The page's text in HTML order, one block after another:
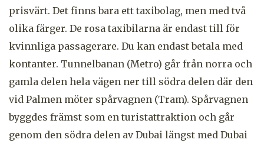
prisvärt. Det finns bara ett taxibolag, men med två
olika färger. De rosa taxibilarna är endast till för
kvinnliga passagerare. Du kan endast betala med
kontanter. Tunnelbanan (Metro) går från norra och
gamla delen hela vägen ner till södra delen där den
vid Palmen möter spårvagnen (Tram). Spårvagnen
byggdes främst som en turistattraktion och går
genom den södra delen av Dubai längst med Dubai